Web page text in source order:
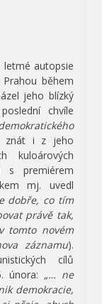
letmé autopsie
během
jeho blízký
chvíle
i z jeho
kuloárových
s premiérem
mj. uvedl
dobře, co tím
právě tak,
tomto novém
záznamu).
cílů
února: „… ne
demokracie,